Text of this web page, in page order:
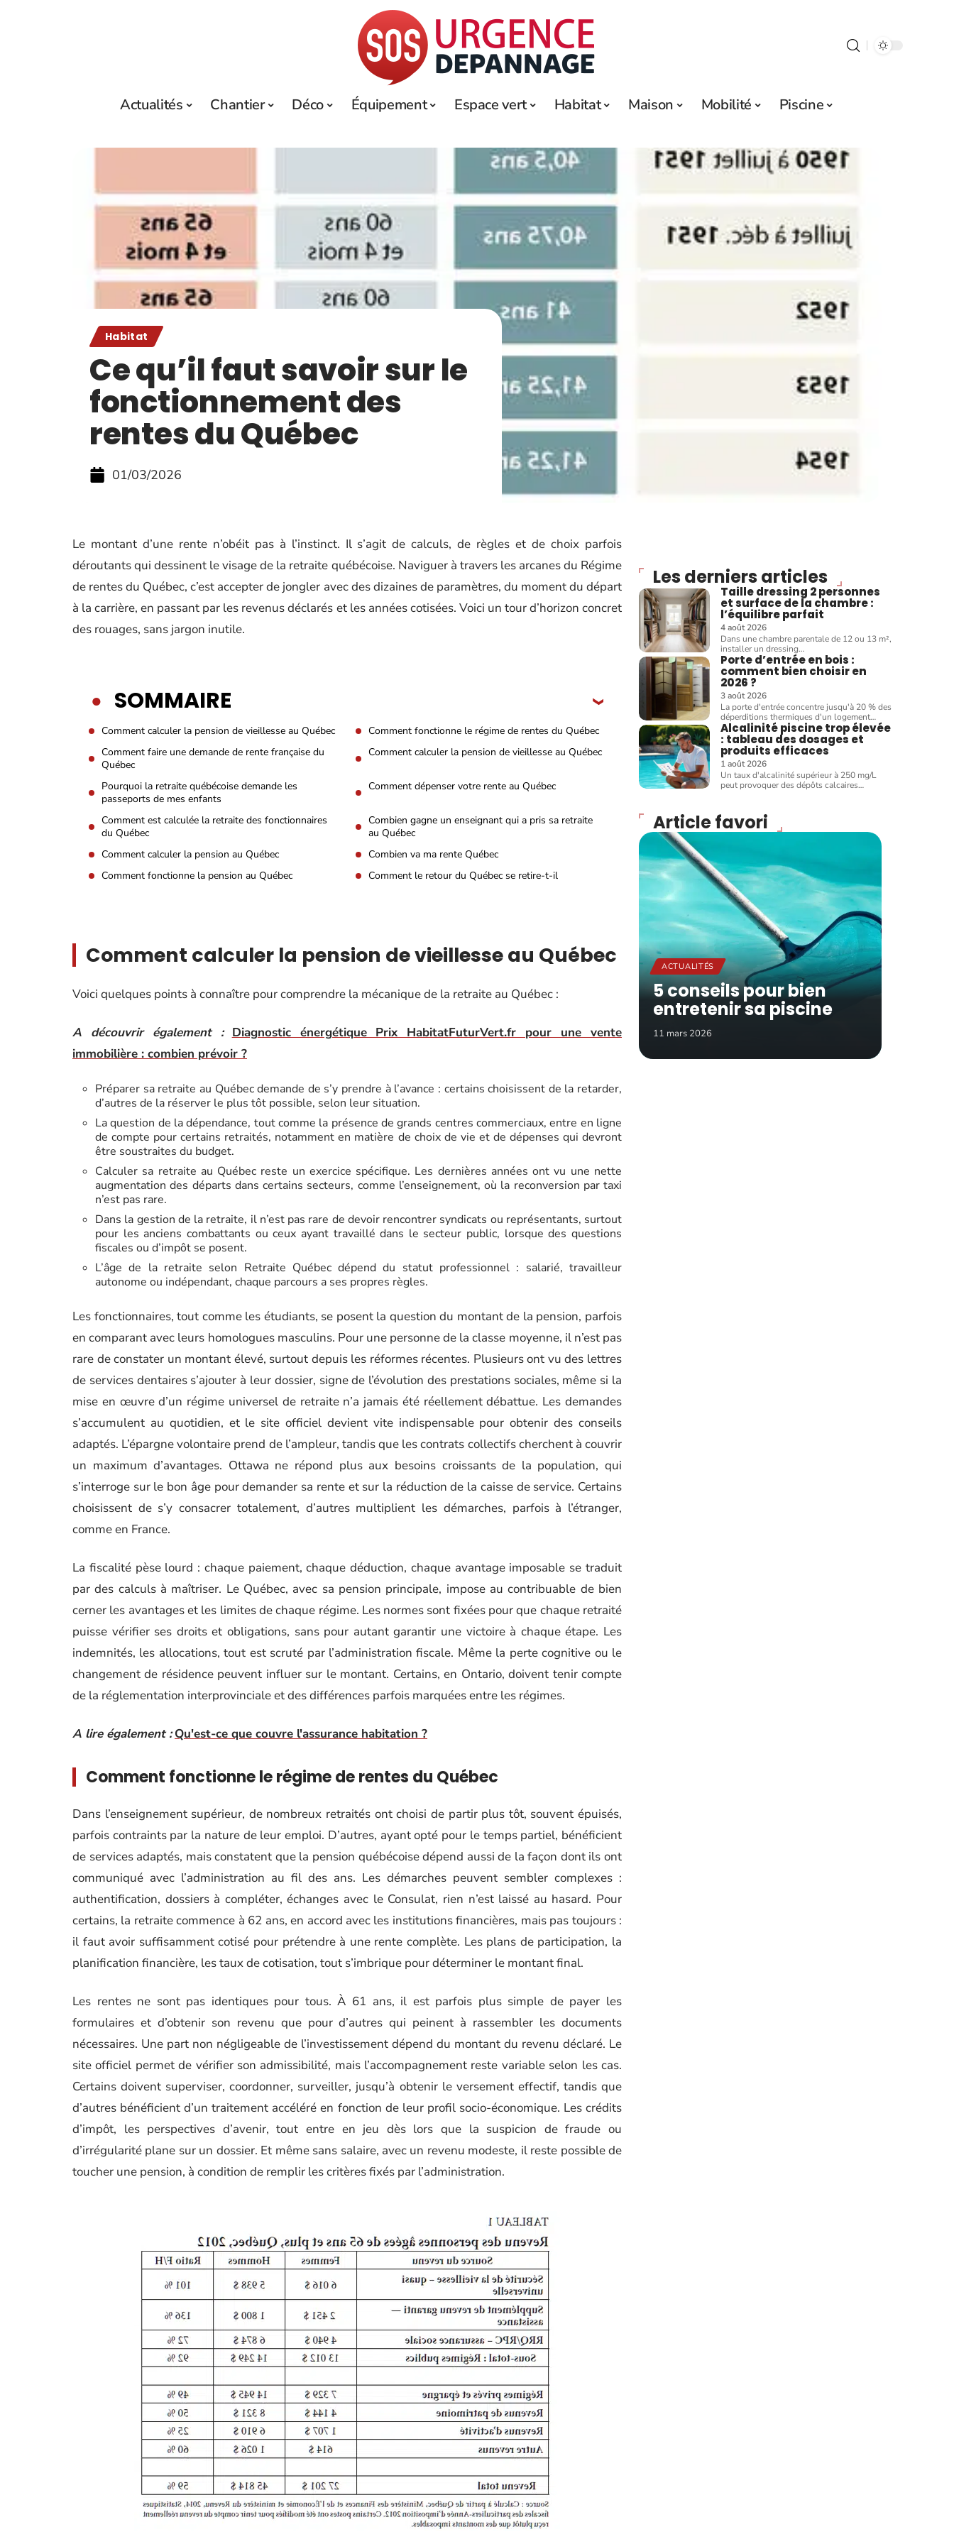
Actualités Chantier Déco Équipement Espace vert Habitat Maison Mobilité Piscine
Habitat
Ce qu’il faut savoir sur le
fonctionnement des
rentes du Québec
01/03/2026
Le montant d’une rente n’obéit pas à l’instinct. Il s’agit de calculs, de règles et de choix parfois
déroutants qui dessinent le visage de la retraite québécoise. Naviguer à travers les arcanes du Régime
de rentes du Québec, c’est accepter de jongler avec des dizaines de paramètres, du moment du départ
à la carrière, en passant par les revenus déclarés et les années cotisées. Voici un tour d’horizon concret
des rouages, sans jargon inutile.
SOMMAIRE
Comment calculer la pension de vieillesse au Québec
Comment fonctionne le régime de rentes du Québec
Comment faire une demande de rente française du
Québec
Comment calculer la pension de vieillesse au Québec
Pourquoi la retraite québécoise demande les
passeports de mes enfants
Comment dépenser votre rente au Québec
Comment est calculée la retraite des fonctionnaires
du Québec
Combien gagne un enseignant qui a pris sa retraite
au Québec
Comment calculer la pension au Québec
Combien va ma rente Québec
Comment fonctionne la pension au Québec
Comment le retour du Québec se retire-t-il
Comment calculer la pension de vieillesse au Québec
Voici quelques points à connaître pour comprendre la mécanique de la retraite au Québec :
A découvrir également : Diagnostic énergétique Prix HabitatFuturVert.fr pour une vente
immobilière : combien prévoir ?
Préparer sa retraite au Québec demande de s’y prendre à l’avance : certains choisissent de la retarder,
d’autres de la réserver le plus tôt possible, selon leur situation.
La question de la dépendance, tout comme la présence de grands centres commerciaux, entre en ligne
de compte pour certains retraités, notamment en matière de choix de vie et de dépenses qui devront
être soustraites du budget.
Calculer sa retraite au Québec reste un exercice spécifique. Les dernières années ont vu une nette
augmentation des départs dans certains secteurs, comme l’enseignement, où la reconversion par taxi
n’est pas rare.
Dans la gestion de la retraite, il n’est pas rare de devoir rencontrer syndicats ou représentants, surtout
pour les anciens combattants ou ceux ayant travaillé dans le secteur public, lorsque des questions
fiscales ou d’impôt se posent.
L’âge de la retraite selon Retraite Québec dépend du statut professionnel : salarié, travailleur
autonome ou indépendant, chaque parcours a ses propres règles.
Les fonctionnaires, tout comme les étudiants, se posent la question du montant de la pension, parfois
en comparant avec leurs homologues masculins. Pour une personne de la classe moyenne, il n’est pas
rare de constater un montant élevé, surtout depuis les réformes récentes. Plusieurs ont vu des lettres
de services dentaires s’ajouter à leur dossier, signe de l’évolution des prestations sociales, même si la
mise en œuvre d’un régime universel de retraite n’a jamais été réellement débattue. Les demandes
s’accumulent au quotidien, et le site officiel devient vite indispensable pour obtenir des conseils
adaptés. L’épargne volontaire prend de l’ampleur, tandis que les contrats collectifs cherchent à couvrir
un maximum d’avantages. Ottawa ne répond plus aux besoins croissants de la population, qui
s’interroge sur le bon âge pour demander sa rente et sur la réduction de la caisse de service. Certains
choisissent de s’y consacrer totalement, d’autres multiplient les démarches, parfois à l’étranger,
comme en France.
La fiscalité pèse lourd : chaque paiement, chaque déduction, chaque avantage imposable se traduit
par des calculs à maîtriser. Le Québec, avec sa pension principale, impose au contribuable de bien
cerner les avantages et les limites de chaque régime. Les normes sont fixées pour que chaque retraité
puisse vérifier ses droits et obligations, sans pour autant garantir une victoire à chaque étape. Les
indemnités, les allocations, tout est scruté par l’administration fiscale. Même la perte cognitive ou le
changement de résidence peuvent influer sur le montant. Certains, en Ontario, doivent tenir compte
de la réglementation interprovinciale et des différences parfois marquées entre les régimes.
A lire également : Qu'est-ce que couvre l'assurance habitation ?
Comment fonctionne le régime de rentes du Québec
Dans l’enseignement supérieur, de nombreux retraités ont choisi de partir plus tôt, souvent épuisés,
parfois contraints par la nature de leur emploi. D’autres, ayant opté pour le temps partiel, bénéficient
de services adaptés, mais constatent que la pension québécoise dépend aussi de la façon dont ils ont
communiqué avec l’administration au fil des ans. Les démarches peuvent sembler complexes :
authentification, dossiers à compléter, échanges avec le Consulat, rien n’est laissé au hasard. Pour
certains, la retraite commence à 62 ans, en accord avec les institutions financières, mais pas toujours :
il faut avoir suffisamment cotisé pour prétendre à une rente complète. Les plans de participation, la
planification financière, les taux de cotisation, tout s’imbrique pour déterminer le montant final.
Les rentes ne sont pas identiques pour tous. À 61 ans, il est parfois plus simple de payer les
formulaires et d’obtenir son revenu que pour d’autres qui peinent à rassembler les documents
nécessaires. Une part non négligeable de l’investissement dépend du montant du revenu déclaré. Le
site officiel permet de vérifier son admissibilité, mais l’accompagnement reste variable selon les cas.
Certains doivent superviser, coordonner, surveiller, jusqu’à obtenir le versement effectif, tandis que
d’autres bénéficient d’un traitement accéléré en fonction de leur profil socio-économique. Les crédits
d’impôt, les perspectives d’avenir, tout entre en jeu dès lors que la suspicion de fraude ou
d’irrégularité plane sur un dossier. Et même sans salaire, avec un revenu modeste, il reste possible de
toucher une pension, à condition de remplir les critères fixés par l’administration.
Les derniers articles
Taille dressing 2 personnes
et surface de la chambre :
l’équilibre parfait
4 août 2026
Dans une chambre parentale de 12 ou 13 m²,
installer un dressing…
Porte d’entrée en bois :
comment bien choisir en
2026 ?
3 août 2026
La porte d'entrée concentre jusqu'à 20 % des
déperditions thermiques d'un logement…
Alcalinité piscine trop élevée
: tableau des dosages et
produits efficaces
1 août 2026
Un taux d'alcalinité supérieur à 250 mg/L
peut provoquer des dépôts calcaires…
Article favori
ACTUALITÉS
5 conseils pour bien
entretenir sa piscine
11 mars 2026